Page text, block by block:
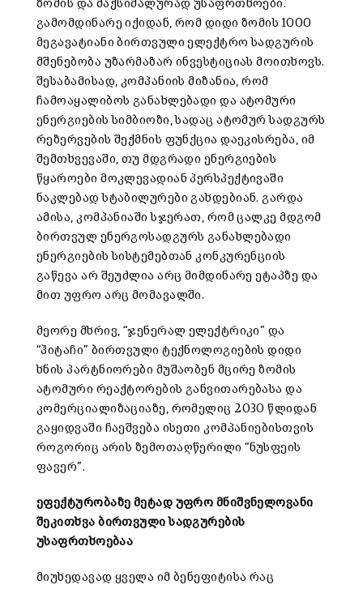
ზომის და მაქსიმალურად უსაფრთხოები.
გამომდინარე იქიდან, რომ დიდი ზომის 1000
მეგავატიანი ბირთვული ელექტრო სადგურის
მშენებობა უზარმაზარ ინვესტიციას მოითხოვს.
შესაბამისად, კომპანიის მიზანია, რომ
ჩამოაყალიბოს განახლებადი და ატომური
ენერგიების სიმბიოზი, სადაც ატომურ სადგურს
რეზერვების შექმნის ფუნქცია დაეკისრება, იმ
შემთხვევაში, თუ მდგრადი ენერგიების
წყაროები მოკლევადიან პერსპექტივაში
ნაკლებად სტაბილურები გახდებიან. გარდა
ამისა, კომპანიაში სჯერათ, რომ ცალკე მდგომ
ბირთვულ ენერგოსადგურს განახლებადი
ენერგიების სისტემებთან კონკურენციის
გაწევა არ შეუძლია არც მიმდინარე ეტაპზე და
მით უფრო არც მომავალში.
მეორე მხრივ, “ჯენერალ ელექტრიკი” და
“ჰიტაჩი” ბირთვული ტექნოლოგიების დიდი
ხნის პარტნიორები მუშაობენ მცირე ზომის
ატომური რეაქტორების განვითარებასა და
კომერციალიზაციაზე, რომელიც 2030 წლიდან
გაყიდვაში ჩაეშვება ისეთი კომპანიებისთვის
როგორიც არის ზემოთაღწერილი “ნუსფეის
ფავერ”.
ეფექტურობაზე მეტად უფრო მნიშვნელოვანი
შეკითხვა ბირთვული სადგურების
უსაფრთხოებაა
მიუხედავად ყველა იმ ბენეფიტისა რაც